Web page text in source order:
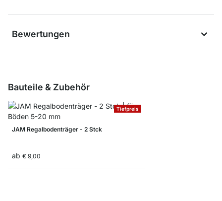
Bewertungen
Bauteile & Zubehör
Tiefpreis
JAM Regalbodenträger - 2 Stck
ab € 9,00